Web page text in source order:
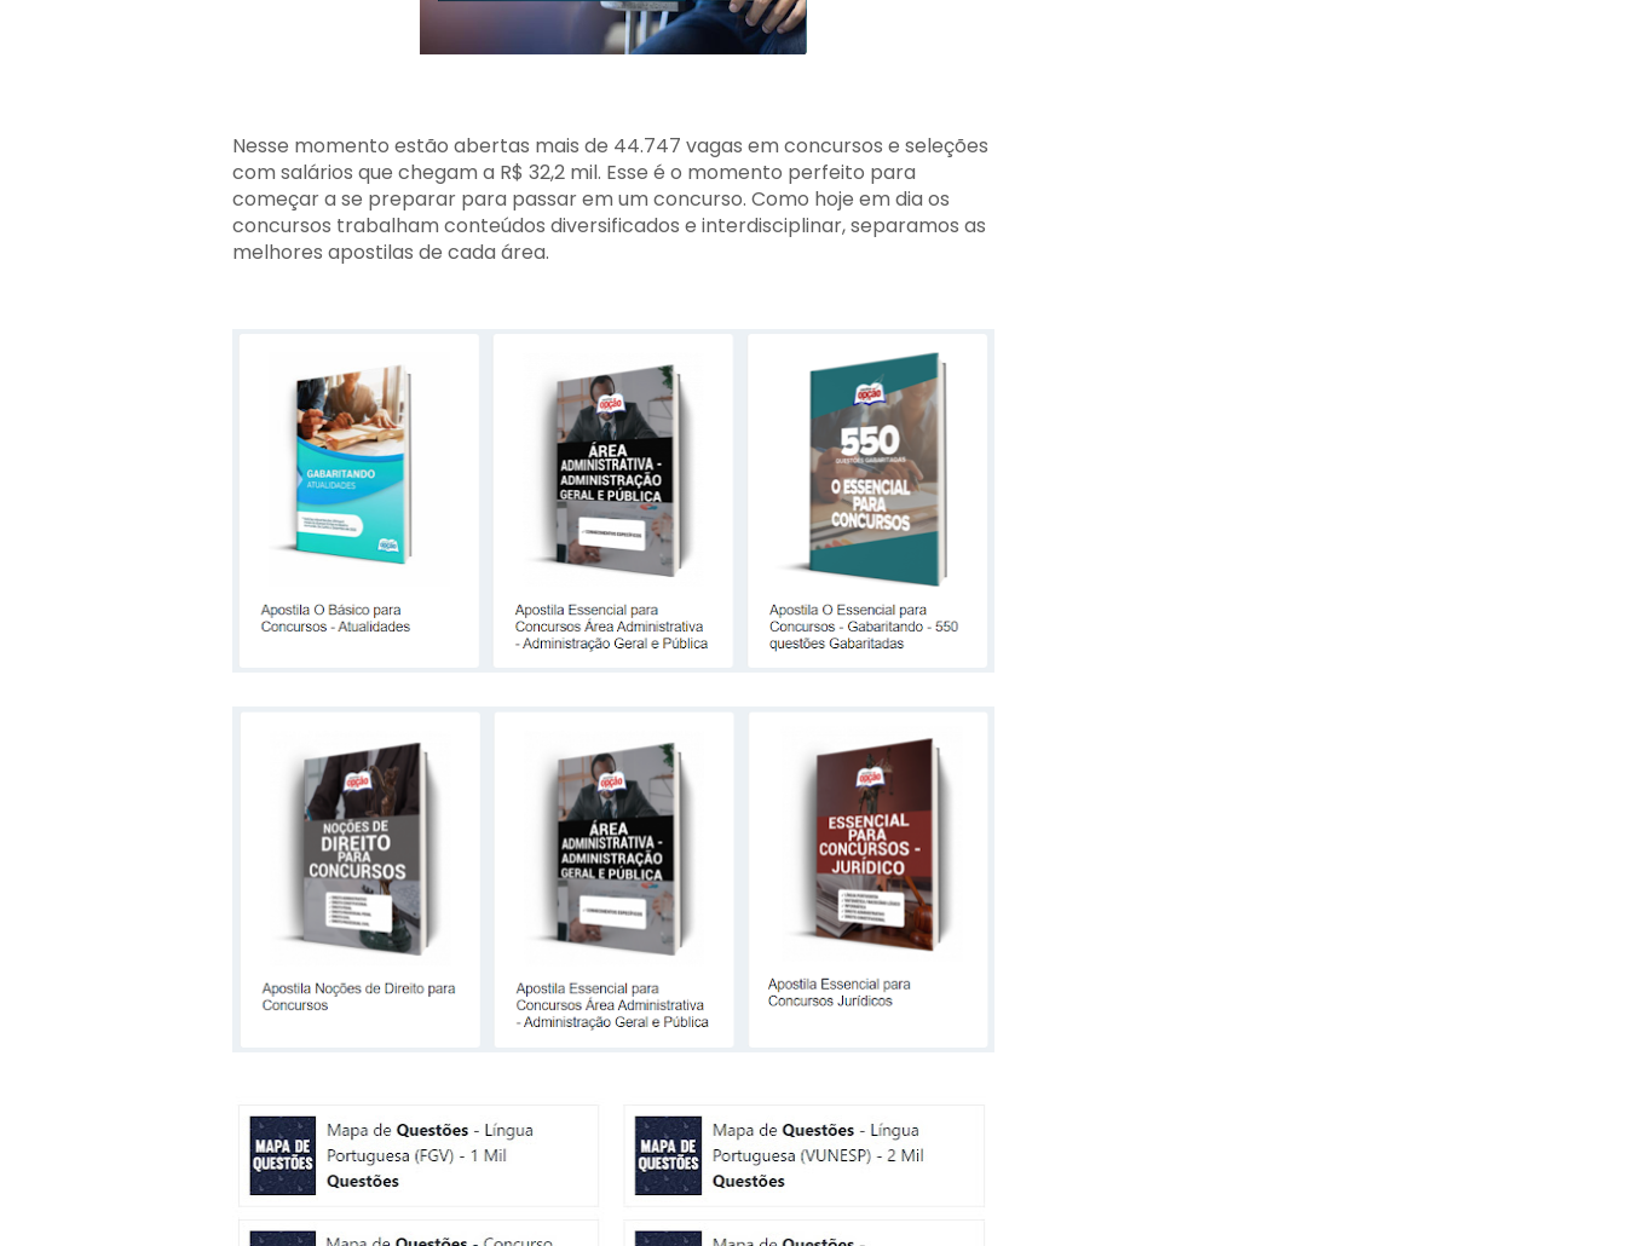
Nesse momento estão abertas mais de 44.747 vagas em concursos e seleções
com salários que chegam a R$ 32,2 mil. Esse é o momento perfeito para
começar a se preparar para passar em um concurso. Como hoje em dia os
concursos trabalham conteúdos diversificados e interdisciplinar, separamos as
melhores apostilas de cada área.